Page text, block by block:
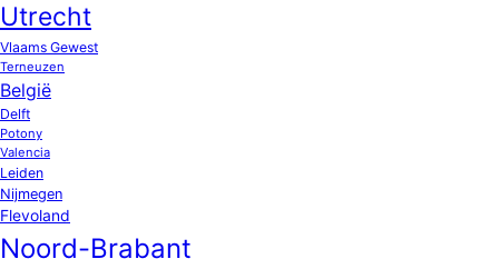
Utrecht
Vlaams Gewest
Terneuzen
België
Delft
Potony
Valencia
Leiden
Nijmegen
Flevoland
Noord-Brabant